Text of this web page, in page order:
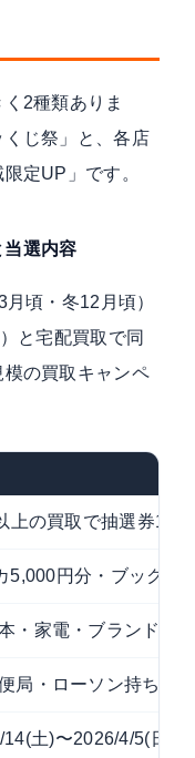
2種類ありま
じ祭」と、各店
定UP」です。
当選内容
頃・冬12月頃）
と宅配買取で同
の買取キャンペ
上の買取 で抽選券1枚
5,000円分・ブックオ
・家電・ブランド品
局・ローソン持ち込
土)〜2026/4/5(日)